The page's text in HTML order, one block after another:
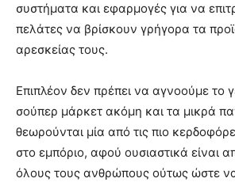
συστήματα και εφαρμογές για να
πελάτες να βρίσκουν γρήγορα τα
αρεσκείας τους.
Επιπλέον δεν πρέπει να αγνοούμε το
σούπερ μάρκετ ακόμη και τα μικρά
θεωρούνται μία από τις πιο
στο εμπόριο, αφού ουσιαστικά είναι
όλους τους ανθρώπους ούτως ώστε